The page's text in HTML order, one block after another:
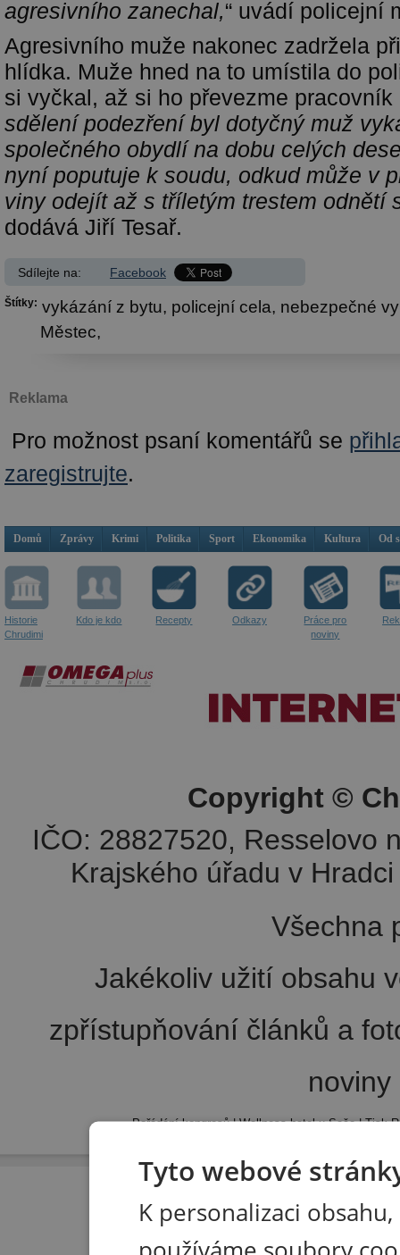
agresivního zanechal,“ uvádí policejní
Agresivního muže nakonec zadržela
hlídka. Muže hned na to umístila do
si vyčkal, až si ho převezme
sdělení podezření byl dotyčný muž
společného obydlí na dobu celých
nyní poputuje k soudu, odkud může v
viny odejít až s tříletým trestem odnětí
dodává Jiří Tesař.
Sdílejte na: Facebook
Štítky: vykázání z bytu, policejní cela, nebezpečné
Městec,
Reklama
Pro možnost psaní komentářů se
zaregistrujte.
Domů Zprávy Krimi Politika Sport Ekonomika Kultura Od
Historie
Chrudimi
Kdo je kdo Recepty Odkazy
Práce pro
noviny
Copyright ©
IČO: 28827520, Resselovo
Krajského úřadu v
Všechna
Jakékoliv užití obsahu
zpřístupňování článků a
Pořádání kongresů|Wellness hotel u Seče|Tisk
Tyto webové
K personalizaci